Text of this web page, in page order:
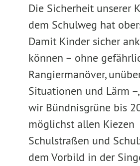
Die Sicherheit unserer
dem Schulweg hat
Damit Kinder sicher
können – ohne
Rangiermanöver,
Situationen und Lärm
wir Bündnisgrüne bis
möglichst allen Kiezen
Schulstraßen und
dem Vorbild in der